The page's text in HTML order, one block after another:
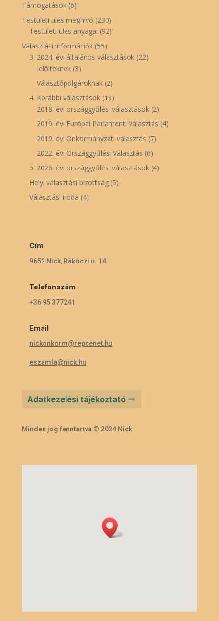
Támogatások(6)
Testületi ülés meghívó (230)
Testületi ülés anyagai (92)
Választási információk(55)
3. 2024. évi általános választások(22)
Jelölteknek(3)
Választópolgároknak(2)
4. Korábbi választások(19)
2018. évi országgyűlési választások(2)
2019. évi Európai Parlamenti Választás (4)
2019. évi Önkormányzati választás (7)
2022. évi Országgyűlési Választás (6)
5. 2026. évi országgyűlési választások(4)
Helyi választási bizottság(5)
Választási iroda (4)
Cím
9652 Nick, Rákóczi u. 14.
Telefonszám
+36 95 377241
Email
nickonkorm@repcenet.hu
eszamla@nick.hu
Adatkezelési tájékoztató
Minden jog fenntartva © 2024 Nick